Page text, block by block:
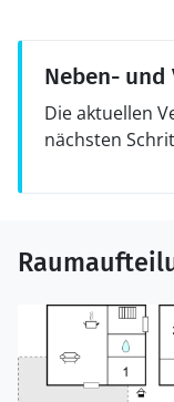
Neben- und
Die aktuellen
nächsten